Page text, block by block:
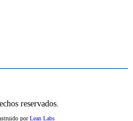
reservados.
porLean Labs